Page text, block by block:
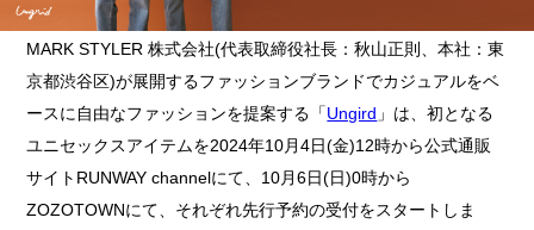
MARK STYLER 株式会社(代表取締役社長：秋山正則、本社：東
京都渋谷区)が展開するファッションブランドでカジュアルをベ
ースに自由なファッションを提案する「Ungird 」は、初となる
ユニセックスアイテムを2024年10月4日(金)12時から公式通販
サイトRUNWAY channelにて、10月6日(日)0時から
ZOZOTOWNにて、それぞれ先行予約の受付をスタートしま